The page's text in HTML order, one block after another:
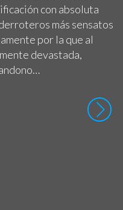
con absoluta
más sensatos
por la que al
devastada,